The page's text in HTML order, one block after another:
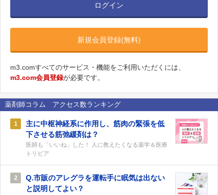
ログイン
新規会員登録(無料)
m3.comすべてのサービス・機能をご利用いただくには、
m3.com会員登録が必要です。
薬剤師コラム アクセス数ランキング
1
主に中枢神経系に作用し、筋肉の緊張を低
下させる筋弛緩剤は？
医師も「いいね」した！ 人に教えたくなる薬学＆医療
トリビア
2
Q.市販のアレグラを運転手に眠気は出ない
と説明してよい？